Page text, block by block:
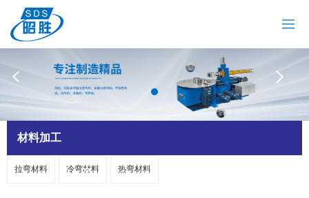
网站首页
关于我们
拉弯机
油冷机
热弯机
材料加工
拉弯材料 冷弯材料 热弯材料